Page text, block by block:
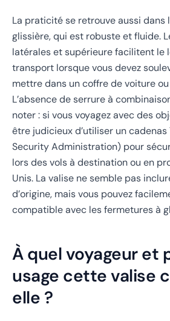
La praticité se retrouve aussi dans
glissière, qui est robuste et fluide.
latérales et supérieure facilitent le
transport lorsque vous devez
mettre dans un coffre de voiture
L’absence de serrure à
noter : si vous voyagez avec des
être judicieux d’utiliser un cadenas
Security Administration) pour
lors des vols à destination ou en
Unis. La valise ne semble pas
d’origine, mais vous pouvez
compatible avec les fermetures à
À quel voyageur et
usage cette valise
elle ?